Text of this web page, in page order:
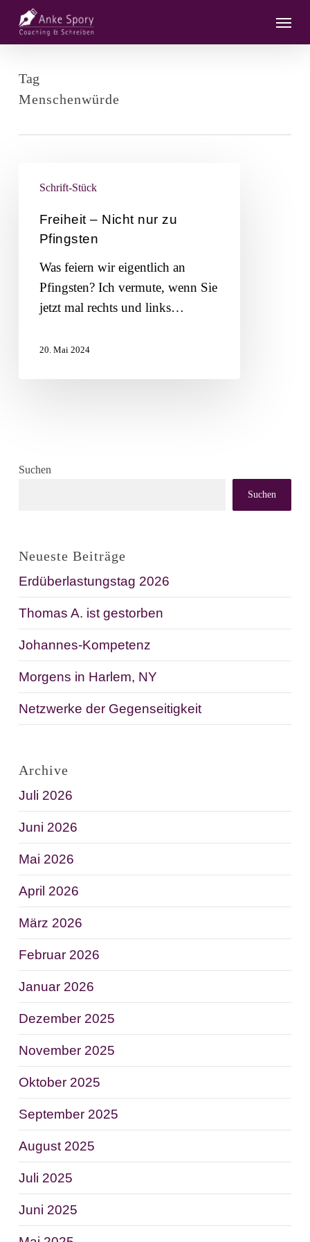
Menu
Tag
Menschenwürde
Nicht
Pfingsten
Schrift-Stück
Freiheit – Nicht nur zu
Pfingsten
Was feiern wir eigentlich an
Pfingsten? Ich vermute, wenn Sie
jetzt mal rechts und links…
20. Mai 2024
Suchen
Suchen
Neueste Beiträge
Erdüberlastungstag 2026
Thomas A. ist gestorben
Johannes-Kompetenz
Morgens in Harlem, NY
Netzwerke der Gegenseitigkeit
Archive
Juli 2026
Juni 2026
Mai 2026
April 2026
März 2026
Februar 2026
Januar 2026
Dezember 2025
November 2025
Oktober 2025
September 2025
August 2025
Juli 2025
Juni 2025